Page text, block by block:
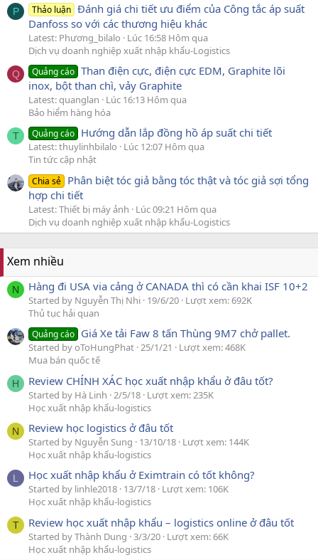
P Thảo luận Đánh giá chi tiết ưu điểm của Công tắc áp suất
Danfoss so với các thương hiệu khác
Latest: Phương_bilalo
Lúc 16:58 Hôm qua
Dịch vụ doanh nghiệp xuất nhập khẩu-Logistics
Q Quảng cáo Than điện cực, điện cực EDM, Graphite lõi
inox, bột than chì, vảy Graphite
Latest: quanglan
Lúc 16:13 Hôm qua
Bảo hiểm hàng hóa
T Quảng cáo Hướng dẫn lắp đồng hồ áp suất chi tiết
Latest: thuylinhbilalo
Lúc 12:07 Hôm qua
Tin tức cập nhật
Chia sẻ Phân biệt tóc giả bằng tóc thật và tóc giả sợi tổng
hợp chi tiết
Latest: Thiết bị máy ảnh
Lúc 09:21 Hôm qua
Dịch vụ doanh nghiệp xuất nhập khẩu-Logistics
Xem nhiều
N Hàng đi USA via cảng ở CANADA thì có cần khai ISF 10+2
Started by Nguyễn Thị Nhi 19/6/20 Lượt xem: 692K
Thủ tục hải quan
Quảng cáo Giá Xe tải Faw 8 tấn Thùng 9M7 chở pallet.
Started by oToHungPhat 25/1/21
Lượt xem: 468K
Mua bán quốc tế
H Review CHÍNH XÁC học xuất nhập khẩu ở đâu tốt?
Started by Hà Linh 2/5/18 Lượt xem: 235K
Học xuất nhập khẩu-logistics
N Review học logistics ở đâu tốt
Started by Nguyễn Sung 13/10/18 Lượt xem: 144K
Học xuất nhập khẩu-logistics
L Học xuất nhập khẩu ở Eximtrain có tốt không?
Started by linhle2018 13/7/18 Lượt xem: 106K
Học xuất nhập khẩu-logistics
T Review học xuất nhập khẩu – logistics online ở đâu tốt
Started by Thành Dung 3/3/20 Lượt xem: 66K
Học xuất nhập khẩu-logistics